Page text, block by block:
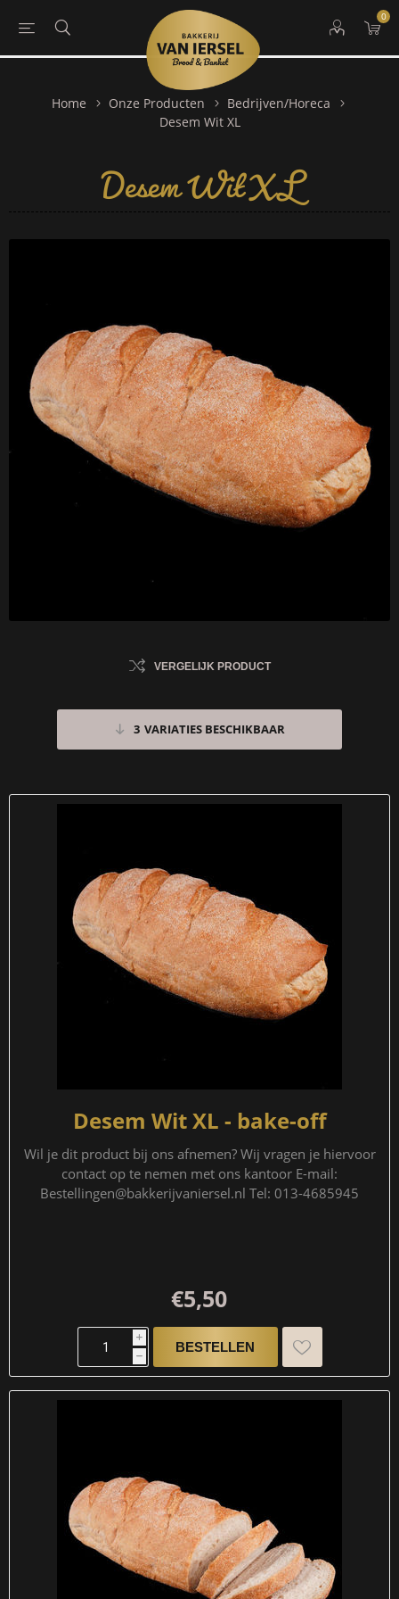
0
Home Onze Producten
Bedrijven/Horeca
Desem Wit XL
Desem Wit XL
VERGELIJK PRODUCT
3 VARIATIES BESCHIKBAAR
Desem Wit XL - bake-off
Wil je dit product bij ons afnemen? Wij vragen je hiervoor
contact op te nemen met ons kantoor E-mail:
Bestellingen@bakkerijvaniersel.nl Tel: 013-4685945
€5,50
i
h